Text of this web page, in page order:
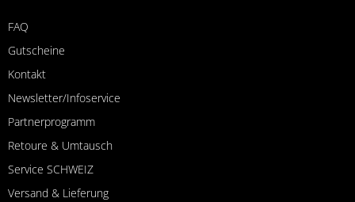
FAQ
Gutscheine
Kontakt
Newsletter/Infoservice
Partnerprogramm
Retoure & Umtausch
Service SCHWEIZ
Versand & Lieferung